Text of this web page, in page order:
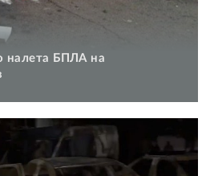
налета БПЛА на